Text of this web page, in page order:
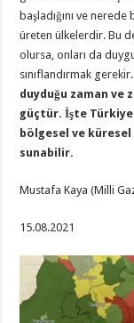
başladığını ve
üreten ülkelerdir. Bu
olursa, onları da
sınıflandırmak gerekir.
duyduğu zaman ve
güçtür. İşte Türkiye
bölgesel ve
sunabilir.
Mustafa Kaya (Milli
15.08.2021